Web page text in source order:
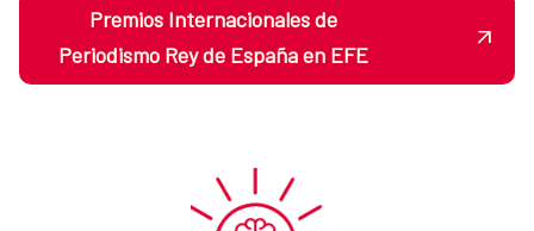
Premios Internacionales de
Periodismo Rey de España en EFE